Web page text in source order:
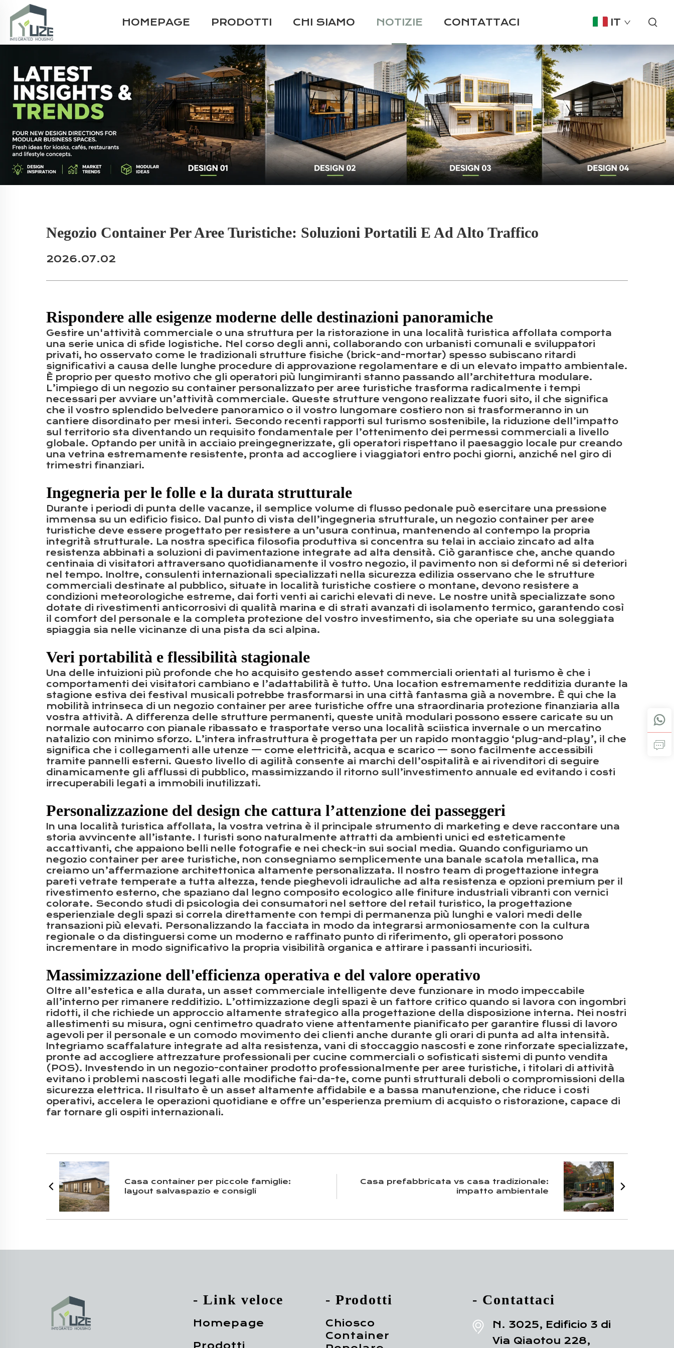
HOMEPAGE PRODOTTI CHI SIAMO NOTIZIE CONTATTACI IT
Negozio Container Per Aree Turistiche: Soluzioni Portatili E Ad Alto Traffico
2026.07.02
Rispondere alle esigenze moderne delle destinazioni panoramiche
Gestire un'attività commerciale o una struttura per la ristorazione in una località turistica affollata comporta
una serie unica di sfide logistiche. Nel corso degli anni, collaborando con urbanisti comunali e sviluppatori
privati, ho osservato come le tradizionali strutture fisiche (brick-and-mortar) spesso subiscano ritardi
significativi a causa delle lunghe procedure di approvazione regolamentare e di un elevato impatto ambientale.
È proprio per questo motivo che gli operatori più lungimiranti stanno passando all’architettura modulare.
L’impiego di un negozio su container personalizzato per aree turistiche trasforma radicalmente i tempi
necessari per avviare un’attività commerciale. Queste strutture vengono realizzate fuori sito, il che significa
che il vostro splendido belvedere panoramico o il vostro lungomare costiero non si trasformeranno in un
cantiere disordinato per mesi interi. Secondo recenti rapporti sul turismo sostenibile, la riduzione dell’impatto
sul territorio sta diventando un requisito fondamentale per l’ottenimento dei permessi commerciali a livello
globale. Optando per unità in acciaio preingegnerizzate, gli operatori rispettano il paesaggio locale pur creando
una vetrina estremamente resistente, pronta ad accogliere i viaggiatori entro pochi giorni, anziché nel giro di
trimestri finanziari.
Ingegneria per le folle e la durata strutturale
Durante i periodi di punta delle vacanze, il semplice volume di flusso pedonale può esercitare una pressione
immensa su un edificio fisico. Dal punto di vista dell’ingegneria strutturale, un negozio container per aree
turistiche deve essere progettato per resistere a un’usura continua, mantenendo al contempo la propria
integrità strutturale. La nostra specifica filosofia produttiva si concentra su telai in acciaio zincato ad alta
resistenza abbinati a soluzioni di pavimentazione integrate ad alta densità. Ciò garantisce che, anche quando
centinaia di visitatori attraversano quotidianamente il vostro negozio, il pavimento non si deformi né si deteriori
nel tempo. Inoltre, consulenti internazionali specializzati nella sicurezza edilizia osservano che le strutture
commerciali destinate al pubblico, situate in località turistiche costiere o montane, devono resistere a
condizioni meteorologiche estreme, dai forti venti ai carichi elevati di neve. Le nostre unità specializzate sono
dotate di rivestimenti anticorrosivi di qualità marina e di strati avanzati di isolamento termico, garantendo così
il comfort del personale e la completa protezione del vostro investimento, sia che operiate su una soleggiata
spiaggia sia nelle vicinanze di una pista da sci alpina.
Veri portabilità e flessibilità stagionale
Una delle intuizioni più profonde che ho acquisito gestendo asset commerciali orientati al turismo è che i
comportamenti dei visitatori cambiano e l’adattabilità è tutto. Una location estremamente redditizia durante la
stagione estiva dei festival musicali potrebbe trasformarsi in una città fantasma già a novembre. È qui che la
mobilità intrinseca di un negozio container per aree turistiche offre una straordinaria protezione finanziaria alla
vostra attività. A differenza delle strutture permanenti, queste unità modulari possono essere caricate su un
normale autocarro con pianale ribassato e trasportate verso una località sciistica invernale o un mercatino
natalizio con minimo sforzo. L’intera infrastruttura è progettata per un rapido montaggio ‘plug-and-play’, il che
significa che i collegamenti alle utenze — come elettricità, acqua e scarico — sono facilmente accessibili
tramite pannelli esterni. Questo livello di agilità consente ai marchi dell’ospitalità e ai rivenditori di seguire
dinamicamente gli afflussi di pubblico, massimizzando il ritorno sull’investimento annuale ed evitando i costi
irrecuperabili legati a immobili inutilizzati.
Personalizzazione del design che cattura l’attenzione dei passeggeri
In una località turistica affollata, la vostra vetrina è il principale strumento di marketing e deve raccontare una
storia avvincente all’istante. I turisti sono naturalmente attratti da ambienti unici ed esteticamente
accattivanti, che appaiono belli nelle fotografie e nei check-in sui social media. Quando configuriamo un
negozio container per aree turistiche, non consegniamo semplicemente una banale scatola metallica, ma
creiamo un’affermazione architettonica altamente personalizzata. Il nostro team di progettazione integra
pareti vetrate temperate a tutta altezza, tende pieghevoli idrauliche ad alta resistenza e opzioni premium per il
rivestimento esterno, che spaziano dal legno composito ecologico alle finiture industriali vibranti con vernici
colorate. Secondo studi di psicologia dei consumatori nel settore del retail turistico, la progettazione
esperienziale degli spazi si correla direttamente con tempi di permanenza più lunghi e valori medi delle
transazioni più elevati. Personalizzando la facciata in modo da integrarsi armoniosamente con la cultura
regionale o da distinguersi come un moderno e raffinato punto di riferimento, gli operatori possono
incrementare in modo significativo la propria visibilità organica e attirare i passanti incuriositi.
Massimizzazione dell'efficienza operativa e del valore operativo
Oltre all’estetica e alla durata, un asset commerciale intelligente deve funzionare in modo impeccabile
all’interno per rimanere redditizio. L’ottimizzazione degli spazi è un fattore critico quando si lavora con ingombri
ridotti, il che richiede un approccio altamente strategico alla progettazione della disposizione interna. Nei nostri
allestimenti su misura, ogni centimetro quadrato viene attentamente pianificato per garantire flussi di lavoro
agevoli per il personale e un comodo movimento dei clienti anche durante gli orari di punta ad alta intensità.
Integriamo scaffalature integrate ad alta resistenza, vani di stoccaggio nascosti e zone rinforzate specializzate,
pronte ad accogliere attrezzature professionali per cucine commerciali o sofisticati sistemi di punto vendita
(POS). Investendo in un negozio-container prodotto professionalmente per aree turistiche, i titolari di attività
evitano i problemi nascosti legati alle modifiche fai-da-te, come punti strutturali deboli o compromissioni della
sicurezza elettrica. Il risultato è un asset altamente affidabile e a bassa manutenzione, che riduce i costi
operativi, accelera le operazioni quotidiane e offre un’esperienza premium di acquisto o ristorazione, capace di
far tornare gli ospiti internazionali.
Casa container per piccole famiglie:
layout salvaspazio e consigli
Casa prefabbricata vs casa tradizionale:
impatto ambientale
- Link veloce
Homepage
- Prodotti
Chiosco
Container
- Contattaci
N. 3025, Edificio 3 di
Via Qiaotou 228,